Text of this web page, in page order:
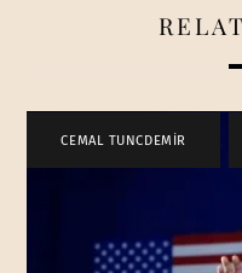
CEMAL TUNCDEMİR